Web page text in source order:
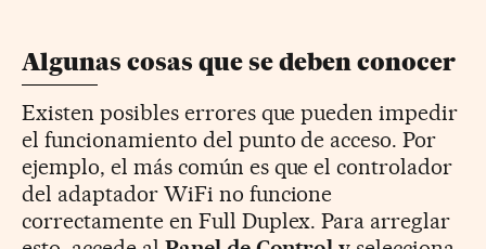
Algunas cosas que se deben conocer
Existen posibles errores que pueden impedir
el funcionamiento del punto de acceso. Por
ejemplo, el más común es que el controlador
del adaptador WiFi no funcione
correctamente en Full Duplex. Para arreglar